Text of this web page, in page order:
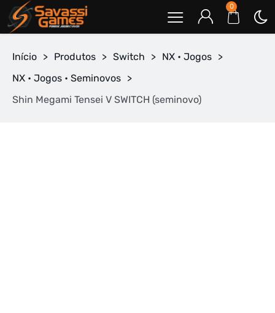
0
Início > Produtos > Switch > NX • Jogos >
NX • Jogos • Seminovos >
Shin Megami Tensei V SWITCH (seminovo)